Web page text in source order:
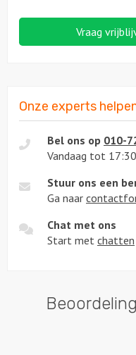
Vraag
Onze experts
Bel ons op 010-
Vandaag tot 17:30
Stuur ons een
Ga naar
Chat met ons
Start met chatten